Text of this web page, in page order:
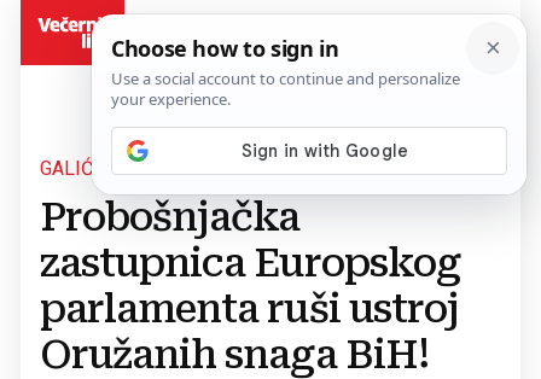
GALIĆ OŠTRO REAGIRAO
Probošnjačka
zastupnica Europskog
parlamenta ruši ustroj
Oružanih snaga BiH!